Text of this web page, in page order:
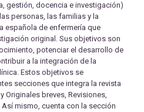
gestión, docencia e investigación)
personas, las familias y la
española de enfermería que
original. Sus objetivos son
potenciar el desarrollo de
a la integración de la
Estos objetivos se
secciones que integra la revista
Originales breves, Revisiones,
mismo, cuenta con la sección